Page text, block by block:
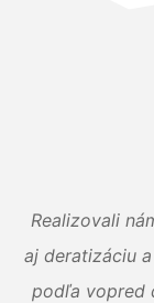
Realizovali
aj deratizáciu
podľa vopred